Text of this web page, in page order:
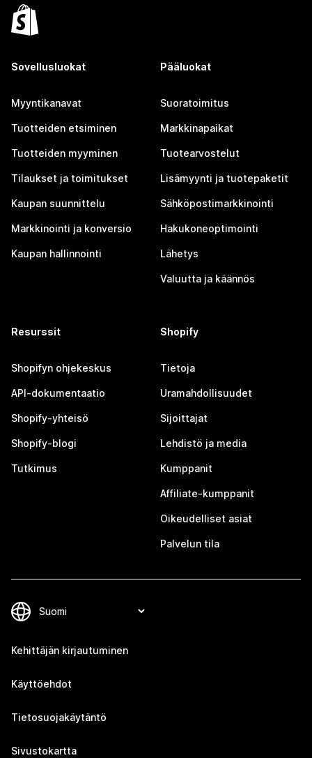
Sovellusluokat
Myyntikanavat
Tuotteiden etsiminen
Tuotteiden myyminen
Tilaukset ja toimitukset
Kaupan suunnittelu
Markkinointi ja konversio
Kaupan hallinnointi
Pääluokat
Suoratoimitus
Markkinapaikat
Tuotearvostelut
Lisämyynti ja tuotepaketit
Sähköpostimarkkinointi
Hakukoneoptimointi
Lähetys
Valuutta ja käännös
Resurssit
Shopifyn ohjekeskus
API-dokumentaatio
Shopify-yhteisö
Shopify-blogi
Tutkimus
Shopify
Tietoja
Uramahdollisuudet
Sijoittajat
Lehdistö ja media
Kumppanit
Affiliate-kumppanit
Oikeudelliset asiat
Palvelun tila
Kehittäjän kirjautuminen
Käyttöehdot
Tietosuojakäytäntö
Sivustokartta